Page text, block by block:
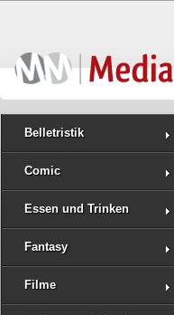
Belletristik
Comic
Essen und Trinken
Fantasy
Filme